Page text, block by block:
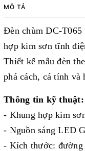
MÔ TẢ
Đèn chùm DC-T065
hợp kim sơn tĩnh
Thiết kế mẫu đèn
phá cách, cá tính và
Thông tin kỹ thuật:
- Khung hợp kim
- Nguồn sáng
- Kích thước: đường